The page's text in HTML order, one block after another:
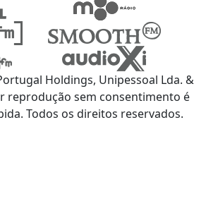
Holdings, Unipessoal Lda. &
reprodução sem consentimento é
Todos os direitos reservados.